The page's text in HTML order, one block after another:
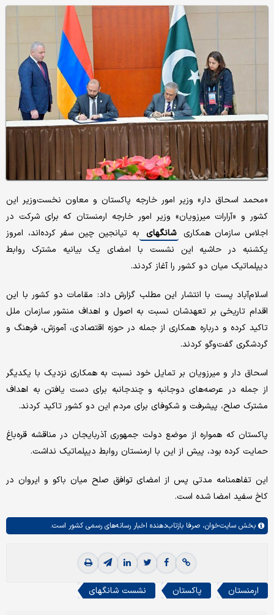
«محمد اسحاق دار» وزیر امور خارجه پاکستان و معاون نخست‌وزیر این
کشور و «آرارات میرزویان» وزیر امور خارجه ارمنستان که برای شرکت در
اجلاس سازمان همکاری شانگهای
به تیانجین چین سفر کرده‌اند، امروز
یکشنبه در حاشیه این نشست با امضای یک بیانیه مشترک روابط
دیپلماتیک میان دو کشور را آغاز کردند.
اسلام‌آباد پست با انتشار این مطلب گزارش داد: مقامات دو کشور با این
اقدام تاریخی بر تعهدشان نسبت به اصول و اهداف منشور سازمان ملل
تاکید کرده و درباره همکاری از جمله در حوزه اقتصادی، آموزش، فرهنگ و
گردشگری گفت‌وگو کردند.
اسحاق دار و میرزویان بر تمایل خود نسبت به همکاری نزدیک با یکدیگر
از جمله در عرصه‌های دوجانبه و چندجانبه برای دست یافتن به اهداف
مشترک صلح، پیشرفت و شکوفای برای مردم این دو کشور تاکید کردند.
پاکستان که همواره از موضع دولت جمهوری آذربایجان در مناقشه قره‌باغ
حمایت کرده بود، پیش از این با ارمنستان روابط دیپلماتیک نداشت.
این تفاهمنامه مدتی پس از امضای توافق صلح میان باکو و ایروان در
کاخ سفید امضا شده است.
بخش سایت‌خوان، صرفا بازتاب‌دهنده اخبار رسانه‌های رسمی کشور است.
ارمنستان پاکستان نشست شانگهای